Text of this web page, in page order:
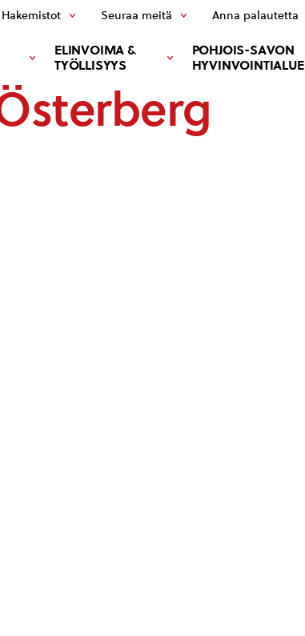
ELINVOIMA &
TYÖLLISYYS
POHJOIS-SAVON
HYVINVOINTIALUE
Hakemistot Seuraa meitä Anna palautetta